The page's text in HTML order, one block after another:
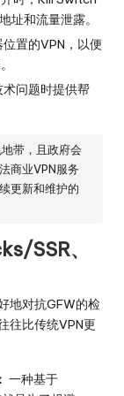
址和流量泄露。
置的VPN，以便
问题时提供帮
带，且政府会
商业VPN服务
更新和维护的
SSR、
地对抗GFW的检
往比传统VPN更
一种基于